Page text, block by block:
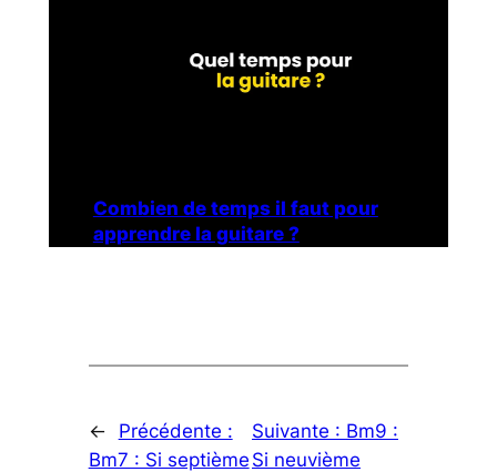
Combien de temps il faut pour
apprendre la guitare ?
←
Précédente :
Bm7 : Si septième
Suivante : Bm9 :
Si neuvième